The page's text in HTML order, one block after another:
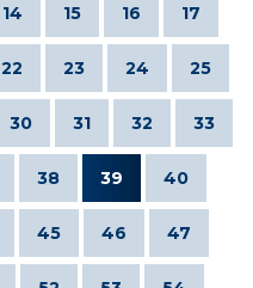
14 15 16 17
22 23 24 25
30 31 32 33
38 39 40
45 46 47